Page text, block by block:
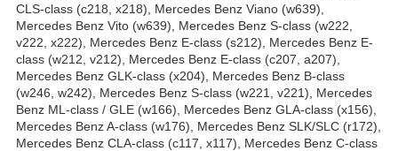
CLS-class (c218, x218), Mercedes Benz Viano (w639),
Mercedes Benz Vito (w639), Mercedes Benz S-class (w222,
v222, x222), Mercedes Benz E-class (s212), Mercedes Benz E-
class (w212, v212), Mercedes Benz E-class (c207, a207),
Mercedes Benz GLK-class (x204), Mercedes Benz B-class
(w246, w242), Mercedes Benz S-class (w221, v221), Mercedes
Benz ML-class / GLE (w166), Mercedes Benz GLA-class (x156),
Mercedes Benz A-class (w176), Mercedes Benz SLK/SLC (r172),
Mercedes Benz CLA-class (c117, x117), Mercedes Benz C-class